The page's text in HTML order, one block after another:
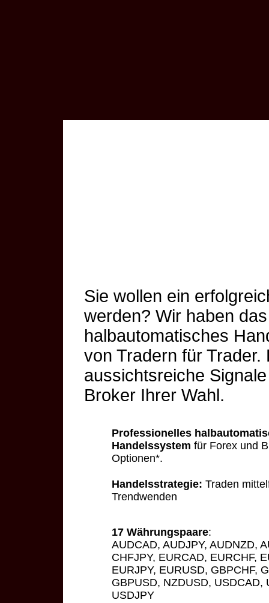
Sie wollen ein
werden? Wir haben
halbautomatisches
von Tradern für
aussichtsreiche
Broker Ihrer Wahl.
Professionelles
Handelssystem für Forex und
Optionen*.
Handelsstrategie: Traden
Trendwenden
17 Währungspaare:
AUDCAD, AUDJPY, AUDNZD,
CHFJPY, EURCAD, EURCHF,
EURJPY, EURUSD, GBPCHF,
GBPUSD, NZDUSD, USDCAD,
USDJPY